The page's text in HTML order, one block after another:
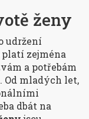
ženy
udržení
zejména
a potřebám
mladých let,
dbát na